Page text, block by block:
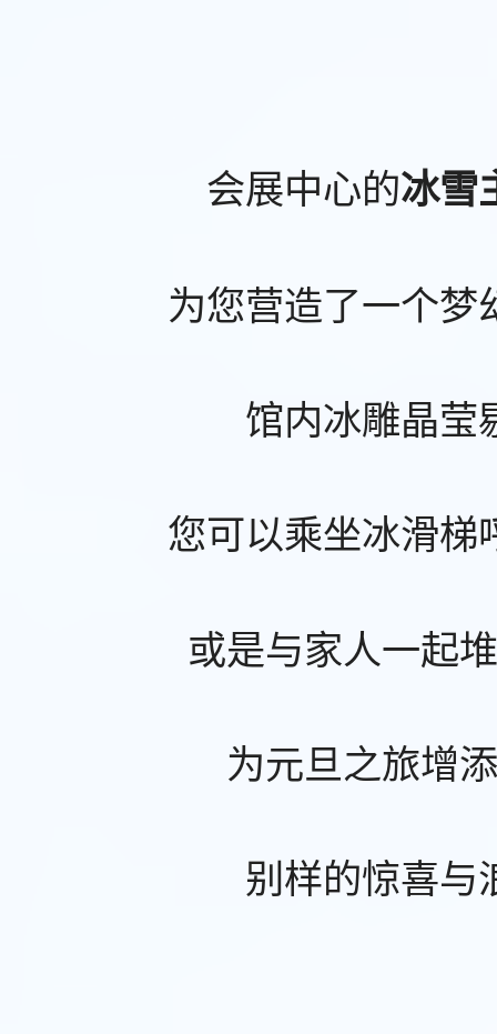
会展中心的冰雪
为您营造了一个梦
馆内冰雕晶莹
您可以乘坐冰滑梯
或是与家人一起
为元旦之旅增
别样的惊喜与